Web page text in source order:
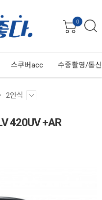
0
스쿠버acc 수중촬영/통
2안식
420UV +AR